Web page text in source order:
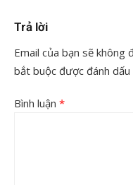
Trả lời
Email của bạn sẽ không
bắt buộc được đánh dấu
Bình luận *